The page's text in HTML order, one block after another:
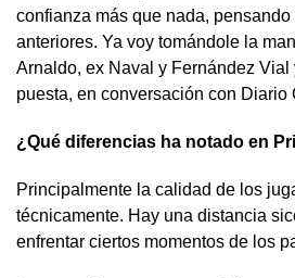
confianza más que nada,
anteriores. Ya voy tomándole la
Arnaldo, ex Naval y Fernández Vial
puesta, en conversación con Diario
¿Qué diferencias ha notado en
Principalmente la calidad de los
técnicamente. Hay una distancia
enfrentar ciertos momentos de los